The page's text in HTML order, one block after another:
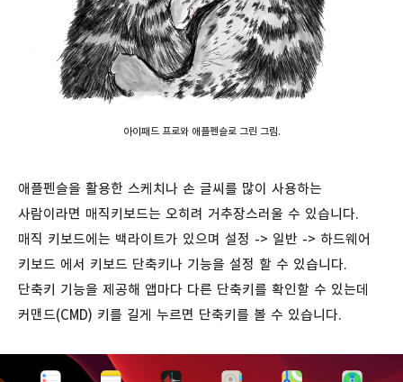
아이패드 프로와 애플펜슬로 그린 그림.
애플펜슬을 활용한 스케치나 손 글씨를 많이 사용하는
사람이라면 매직키보드는 오히려 거추장스러울 수 있습니다.
매직 키보드에는 백라이트가 있으며 설정 -> 일반 -> 하드웨어
키보드 에서 키보드 단축키나 기능을 설정 할 수 있습니다.
단축키 기능을 제공해 앱마다 다른 단축키를 확인할 수 있는데
커맨드(CMD) 키를 길게 누르면 단축키를 볼 수 있습니다.